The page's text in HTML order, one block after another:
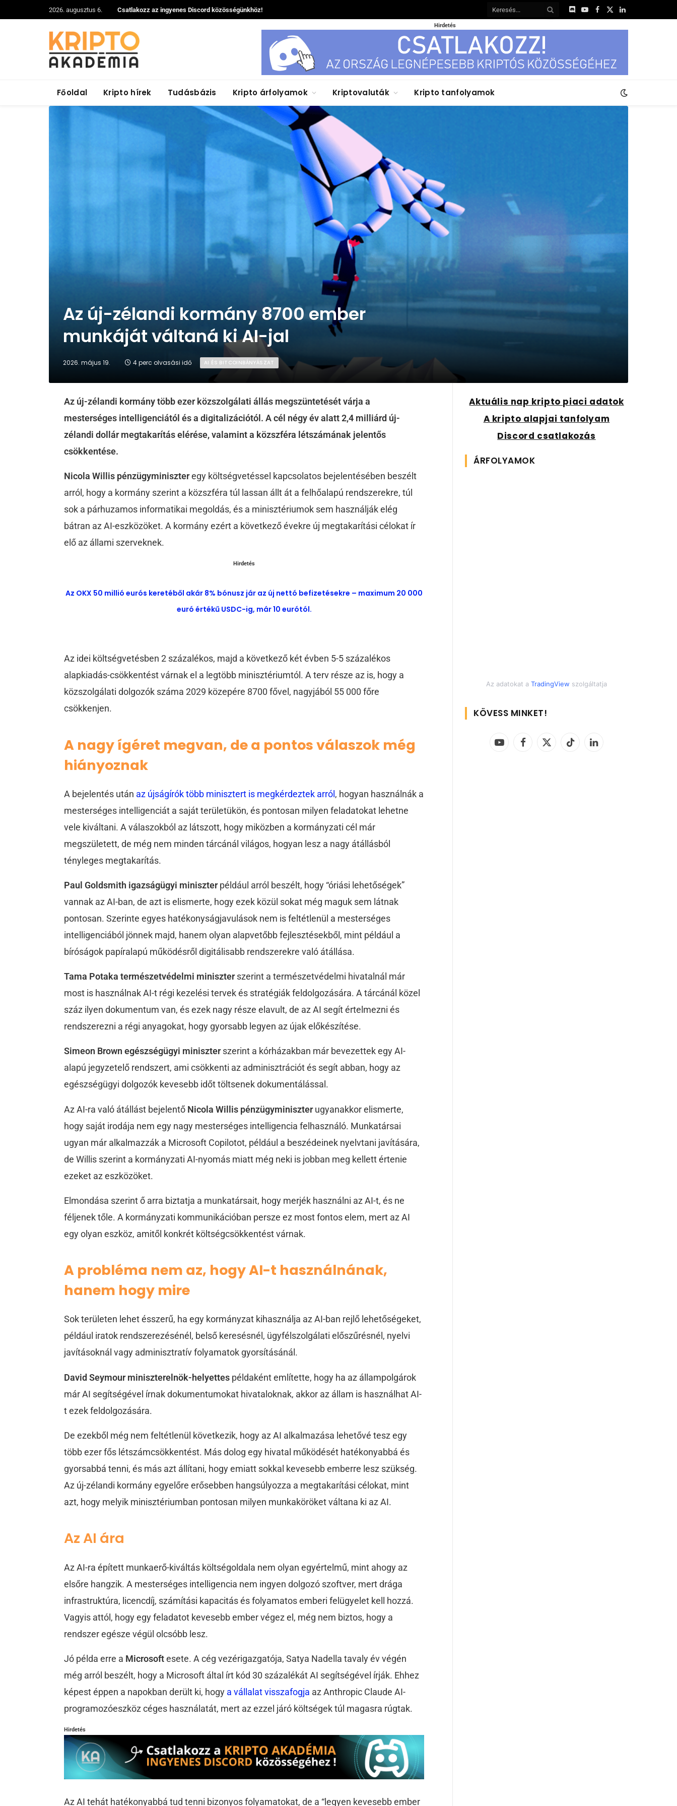
2026. augusztus 6. Csatlakozz az ingyenes Discord közösségünkhöz!
DiscordYouTube
Facebook
X
LinkedIn
Hirdetés
Főoldal Kripto hírek Tudásbázis Kripto árfolyamok Kriptovaluták Kripto tanfolyamok
Az új-zélandi kormány 8700 ember
munkáját váltaná ki AI-jal
2026. május 19. 4 perc olvasási idő AI ÉS BITCOINBÁNYÁSZAT
Az új-zélandi kormány több ezer közszolgálati állás megszüntetését várja a
mesterséges intelligenciától és a digitalizációtól. A cél négy év alatt 2,4 milliárd új-
zélandi dollár megtakarítás elérése, valamint a közszféra létszámának jelentős
csökkentése.
Nicola Willis pénzügyminiszteregy költségvetéssel kapcsolatos bejelentésében beszélt
arról, hogy a kormány szerint a közszféra túl lassan állt át a felhőalapú rendszerekre, túl
sok a párhuzamos informatikai megoldás, és a minisztériumok sem használják elég
bátran az AI-eszközöket. A kormány ezért a következő évekre új megtakarítási célokat ír
elő az állami szerveknek.
Hirdetés
Az OKX 50 millió eurós keretéből akár 8% bónusz jár az új nettó befizetésekre – maximum 20 000
euró értékű USDC-ig, már 10 eurótól.
Az idei költségvetésben 2 százalékos, majd a következő két évben 5-5 százalékos
alapkiadás-csökkentést várnak el a legtöbb minisztériumtól.A terv része az is, hogy a
közszolgálati dolgozók száma 2029 közepére 8700 fővel, nagyjából 55 000 főre
csökkenjen.
A nagy ígéret megvan, de a pontos válaszok még
hiányoznak
A bejelentés után az újságírók több minisztert is megkérdeztek arról , hogyan használnák a
mesterséges intelligenciát a saját területükön, és pontosan milyen feladatokat lehetne
vele kiváltani. A válaszokból az látszott, hogy miközben a kormányzati cél már
megszületett, de még nem minden tárcánál világos, hogyan lesz a nagy átállásból
tényleges megtakarítás.
Paul Goldsmith igazságügyi miniszterpéldául arról beszélt, hogy “óriási lehetőségek”
vannak az AI-ban, de azt is elismerte, hogy ezek közül sokat még maguk sem látnak
pontosan. Szerinte egyes hatékonyságjavulások nem is feltétlenül a mesterséges
intelligenciából jönnek majd, hanem olyan alapvetőbb fejlesztésekből, mint például a
bíróságok papíralapú működésről digitálisabb rendszerekre való átállása.
Tama Potaka természetvédelmi miniszterszerint a természetvédelmi hivatalnál már
most is használnak AI-t régi kezelési tervek és stratégiák feldolgozására. A tárcánál közel
száz ilyen dokumentum van, és ezek nagy része elavult, de az AI segít értelmezni és
rendszerezni a régi anyagokat, hogy gyorsabb legyen az újak előkészítése.
Simeon Brown egészségügyi miniszterszerint a kórházakban már bevezettek egy AI-
alapú jegyzetelő rendszert, ami csökkenti az adminisztrációt és segít abban, hogy az
egészségügyi dolgozók kevesebb időt töltsenek dokumentálással.
Az AI-ra való átállást bejelentő Nicola Willis pénzügyminiszterugyanakkor elismerte,
hogy saját irodája nem egy nagy mesterséges intelligencia felhasználó. Munkatársai
ugyan már alkalmazzák a Microsoft Copilotot, például a beszédeinek nyelvtani javítására,
de Willis szerint a kormányzati AI-nyomás miatt még neki is jobban meg kellett értenie
ezeket az eszközöket.
Elmondása szerint ő arra biztatja a munkatársait, hogy merjék használni az AI-t, és ne
féljenek tőle. A kormányzati kommunikációban persze ez most fontos elem, mert az AI
egy olyan eszköz, amitől konkrét költségcsökkentést várnak.
A probléma nem az, hogy AI-t használnának,
hanem hogy mire
Sok területen lehet ésszerű, ha egy kormányzat kihasználja az AI-ban rejlő lehetőségeket,
például iratok rendszerezésénél, belső keresésnél, ügyfélszolgálati előszűrésnél, nyelvi
javításoknál vagy adminisztratív folyamatok gyorsításánál.
David Seymour miniszterelnök-helyettes példaként említette, hogy ha az állampolgárok
már AI segítségével írnak dokumentumokat hivataloknak, akkor az állam is használhat AI-
t ezek feldolgozására.
De ezekből még nem feltétlenül következik, hogy az AI alkalmazása lehetővé tesz egy
több ezer fős létszámcsökkentést. Más dolog egy hivatal működését hatékonyabbá és
gyorsabbá tenni, és más azt állítani, hogy emiatt sokkal kevesebb emberre lesz szükség.
Az új-zélandi kormány egyelőre erősebben hangsúlyozza a megtakarítási célokat, mint
azt, hogy melyik minisztériumban pontosan milyen munkaköröket váltana ki az AI.
Az AI ára
Az AI-ra épített munkaerő-kiváltás költségoldala nem olyan egyértelmű, mint ahogy az
elsőre hangzik. A mesterséges intelligencia nem ingyen dolgozó szoftver, mert drága
infrastruktúra, licencdíj, számítási kapacitás és folyamatos emberi felügyelet kell hozzá.
Vagyis attól, hogy egy feladatot kevesebb ember végez el, még nem biztos, hogy a
rendszer egésze végül olcsóbb lesz.
Jó példa erre a Microsoftesete. A cég vezérigazgatója, Satya Nadella tavaly év végén
még arról beszélt, hogy a Microsoft által írt kód 30 százalékát AI segítségével írják. Ehhez
képest éppen a napokban derült ki, hogy a vállalat visszafogja az Anthropic Claude AI-
programozóeszköz céges használatát, mert az ezzel járó költségek túl magasra rúgtak.
Hirdetés
Az AI tehát hatékonyabbá tud tenni bizonyos folyamatokat, de a “legyen kevesebb ember
Aktuális nap kripto piaci adatok
A kripto alapjai tanfolyam
Discord csatlakozás
ÁRFOLYAMOK
Az adatokat a TradingView szolgáltatja
KÖVESS MINKET!
YouTubeFacebook
X
TikTok LinkedIn